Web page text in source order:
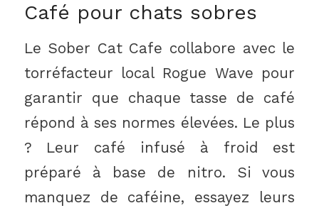
Café pour chats sobres
Le Sober Cat Cafe collabore avec le
torréfacteur local Rogue Wave pour
garantir que chaque tasse de café
répond à ses normes élevées. Le plus
? Leur café infusé à froid est
préparé à base de nitro. Si vous
manquez de caféine, essayez leurs